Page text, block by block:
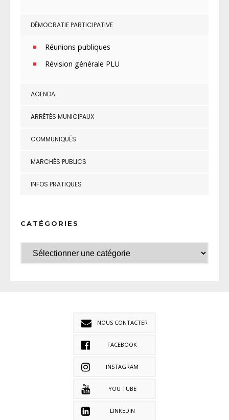
DÉMOCRATIE PARTICIPATIVE
Réunions publiques
Révision générale PLU
AGENDA
ARRÊTÉS MUNICIPAUX
COMMUNIQUÉS
MARCHÉS PUBLICS
INFOS PRATIQUES
CATÉGORIES
NOUS CONTACTER
FACEBOOK
INSTAGRAM
YOU TUBE
LINKEDIN